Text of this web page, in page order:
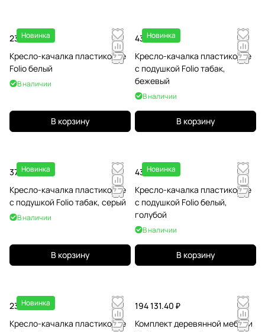
Новинка
23 466.50 ₽
Кресло-качалка пластиковое
Folio белый
В наличии
В корзину
Новинка
43 102.50 ₽
Кресло-качалка пластиковое
с подушкой Folio табак,
бежевый
В наличии
В корзину
Новинка
37 699.20 ₽
Кресло-качалка пластиковое
с подушкой Folio табак, серый
В наличии
В корзину
Новинка
43 102.50 ₽
Кресло-качалка пластиковое
с подушкой Folio белый,
голубой
В наличии
В корзину
Новинка
23 466.50 ₽
Кресло-качалка пластиковое
194 131.40 ₽
Комплект деревянной мебели